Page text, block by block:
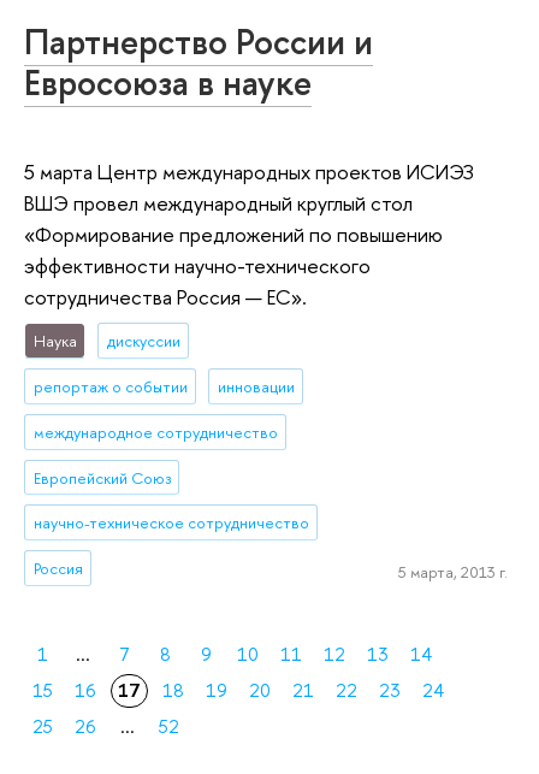
Партнерство России и
Евросоюза в науке
5 марта Центр международных проектов ИСИЭЗ
ВШЭ провел международный круглый стол
«Формирование предложений по повышению
эффективности научно-технического
сотрудничества Россия — ЕС».
Наука дискуссии
репортаж о событии инновации
международное сотрудничество
Европейский Союз
научно-техническое сотрудничество
Россия 5 марта, 2013 г.
1 ... 7 8 9 10 11 12 13
14
15
16 17 18 19 20 21 22 23
24
25
26 ... 52